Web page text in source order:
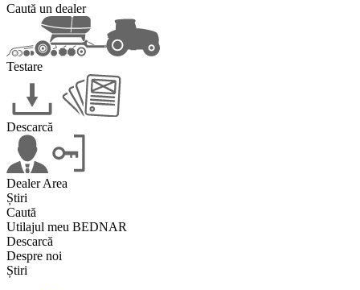
Caută un dealer
Testare
Descarcă
Dealer Area
Știri
Caută
Utilajul meu BEDNAR
Descarcă
Despre noi
Știri